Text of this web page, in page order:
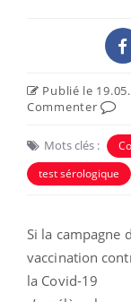
Publié le
Commenter
Mots clés :
test sérologique
Si la campagne
vaccination
la Covid-19